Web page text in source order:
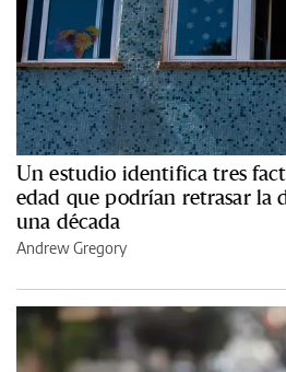
Un estudio identifica tres
edad que podrían retrasar la
una década
Andrew Gregory